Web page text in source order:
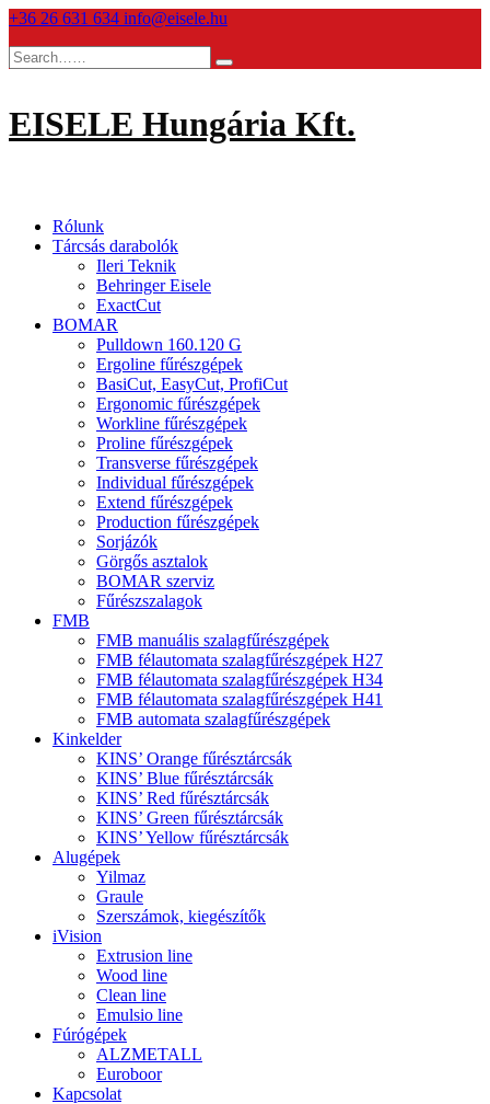
Skip
content
+36 26 631 634 info@eisele.hu
EISELE Hungária Kft.
Rólunk
Tárcsás darabolók
Ileri Teknik
Behringer Eisele
ExactCut
BOMAR
Pulldown 160.120 G
Ergoline fűrészgépek
BasiCut, EasyCut, ProfiCut
Ergonomic fűrészgépek
Workline fűrészgépek
Proline fűrészgépek
Transverse fűrészgépek
Individual fűrészgépek
Extend fűrészgépek
Production fűrészgépek
Sorjázók
Görgős asztalok
BOMAR szerviz
Fűrészszalagok
FMB
FMB manuális szalagfűrészgépek
FMB félautomata szalagfűrészgépek H27
FMB félautomata szalagfűrészgépek H34
FMB félautomata szalagfűrészgépek H41
FMB automata szalagfűrészgépek
Kinkelder
KINS’ Orange fűrésztárcsák
KINS’ Blue fűrésztárcsák
KINS’ Red fűrésztárcsák
KINS’ Green fűrésztárcsák
KINS’ Yellow fűrésztárcsák
Alugépek
Yilmaz
Graule
Szerszámok, kiegészítők
iVision
Extrusion line
Wood line
Clean line
Emulsio line
Fúrógépek
ALZMETALL
Euroboor
Kapcsolat